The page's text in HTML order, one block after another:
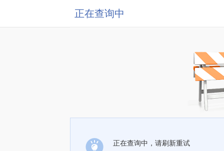
正在查询中
正在查询中，请刷新重试